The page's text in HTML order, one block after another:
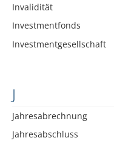
Invalidität
Investmentfonds
Investmentgesellschaft
J
Jahresabrechnung
Jahresabschluss